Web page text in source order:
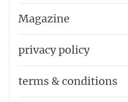
Magazine
privacy policy
terms & conditions